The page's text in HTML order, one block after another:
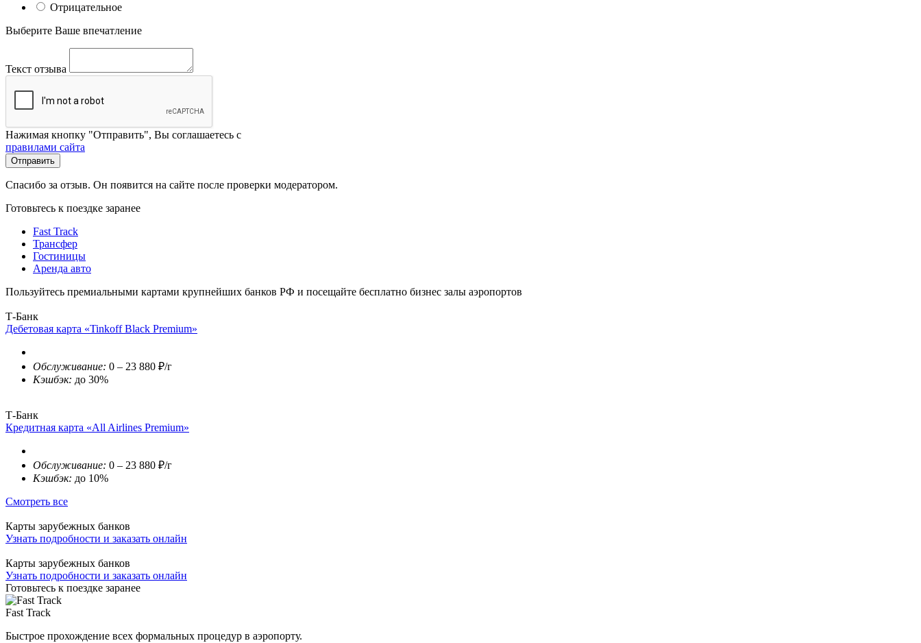
Отрицательное
Выберите Ваше впечатление
Текст отзыва
Нажимая кнопку "Отправить", Вы соглашаетесь с
правилами сайта
Отправить
Спасибо за отзыв. Он появится на сайте после проверки модератором.
Готовьтесь к поездке заранее
Fast Track
Трансфер
Гостиницы
Аренда авто
Пользуйтесь премиальными картами крупнейших банков РФ и посещайте бесплатно бизнес залы аэропортов
Т-Банк
Дебетовая карта «Tinkoff Black Premium»
Обслуживание: 0 – 23 880 ₽/г
Кэшбэк: до 30%
Т-Банк
Кредитная карта «All Airlines Premium»
Обслуживание: 0 – 23 880 ₽/г
Кэшбэк: до 10%
Смотреть все
Карты зарубежных банков
Узнать подробности и заказать онлайн
Карты зарубежных банков
Узнать подробности и заказать онлайн
Готовьтесь к поездке заранее
Fast Track
Быстрое прохождение всех формальных процедур в аэропорту.